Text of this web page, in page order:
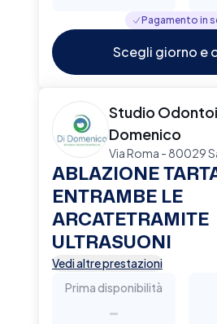
Pagamento in
Scegli giorno e
Studio
Domenico
Via Roma - 80029
ABLAZIONE
ENTRAMBE LE
ARCATETRAMITE
ULTRASUONI
Vedi altre prestazioni
Prima disponibilità
-